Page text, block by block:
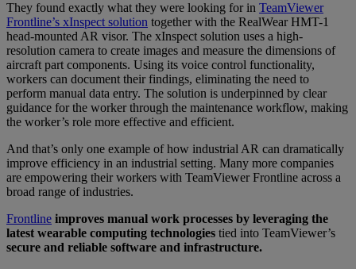
They found exactly what they were looking for in TeamViewer
Frontline’s xInspect solution together with the RealWear HMT-1
head-mounted AR visor. The xInspect solution uses a high-
resolution camera to create images and measure the dimensions of
aircraft part components. Using its voice control functionality,
workers can document their findings, eliminating the need to
perform manual data entry. The solution is underpinned by clear
guidance for the worker through the maintenance workflow, making
the worker’s role more effective and efficient.
And that’s only one example of how industrial AR can dramatically
improve efficiency in an industrial setting. Many more companies
are empowering their workers with TeamViewer Frontline across a
broad range of industries.
Frontline improves manual work processes by leveraging the
latest wearable computing technologies tied into TeamViewer’s
secure and reliable software and infrastructure.